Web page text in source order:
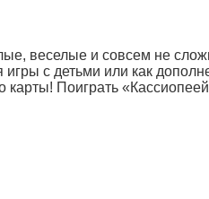
веселые и совсем не
игры с детьми или как
карты! Поиграть